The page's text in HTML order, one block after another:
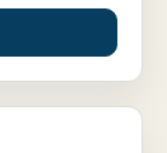
eller